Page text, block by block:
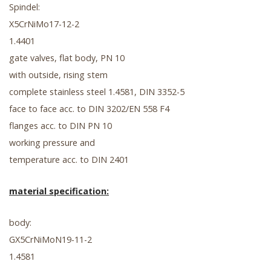
Spindel:
X5CrNiMo17-12-2
1.4401
gate valves, flat body, PN 10
with outside, rising stem
complete stainless steel 1.4581, DIN 3352-5
face to face acc. to DIN 3202/EN 558 F4
flanges acc. to DIN PN 10
working pressure and
temperature acc. to DIN 2401
material specification:
body:
GX5CrNiMoN19-11-2
1.4581